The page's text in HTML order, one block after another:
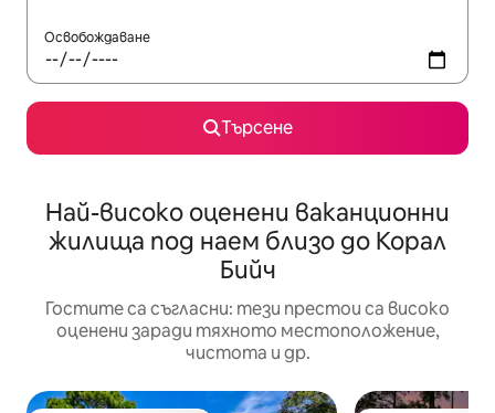
Освобождаване
Търсене
Най-високо оценени ваканционни
жилища под наем близо до Корал
Бийч
Гостите са съгласни: тези престои са високо
оценени заради тяхното местоположение,
чистота и др.